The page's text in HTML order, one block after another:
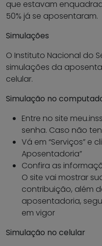
que estavam
50% já se aposentaram.
Simulações
O Instituto Nacional do
simulações da
celular.
Simulação no
Entre no site
senha. Caso não
Vá em “Serviços” e
Aposentadoria”
Confira as
O site vai mostrar
contribuição, além
aposentadoria,
em vigor
Simulação no celular